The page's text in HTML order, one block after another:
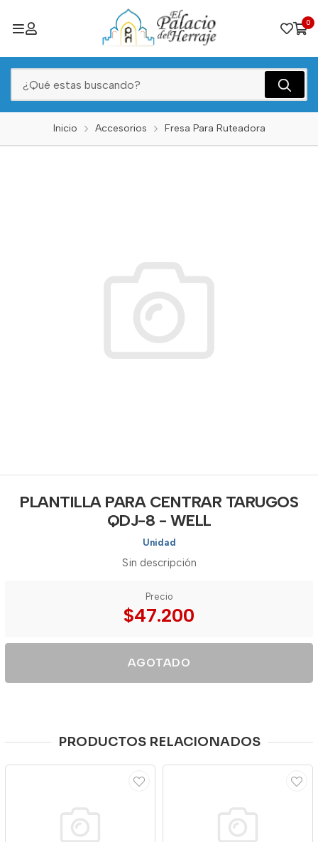
0
Inicio Accesorios Fresa Para Ruteadora
PLANTILLA PARA CENTRAR TARUGOS
QDJ-8 - WELL
Unidad
Sin descripción
Precio
$47.200
AGOTADO
PRODUCTOS RELACIONADOS